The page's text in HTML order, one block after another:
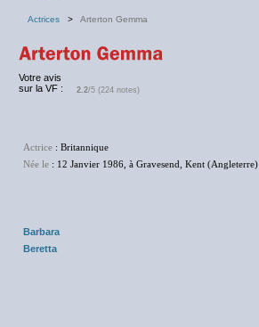
Actrices > Arterton Gemma
Votre avis
sur la VF :
2.2/5 (224 notes)
Actrice : Britannique
Née le : 12 Janvier 1986, à Gravesend, Kent (Angleterre)
Barbara
Beretta